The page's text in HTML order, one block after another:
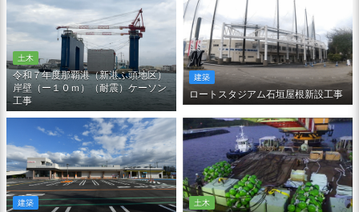
土木
令和７年度那覇港（新港ふ頭地区）
岸壁（ー１０ｍ）（耐震）ケーソン
工事
建築
ロートスタジアム石垣屋根新設工事
建築 土木